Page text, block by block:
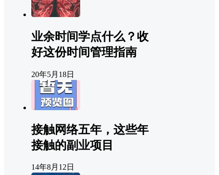
业余时间学点什么？收
好这份时间管理指南
20年5月18日
接触网络五年，这些年
接触的副业项目
14年8月12日